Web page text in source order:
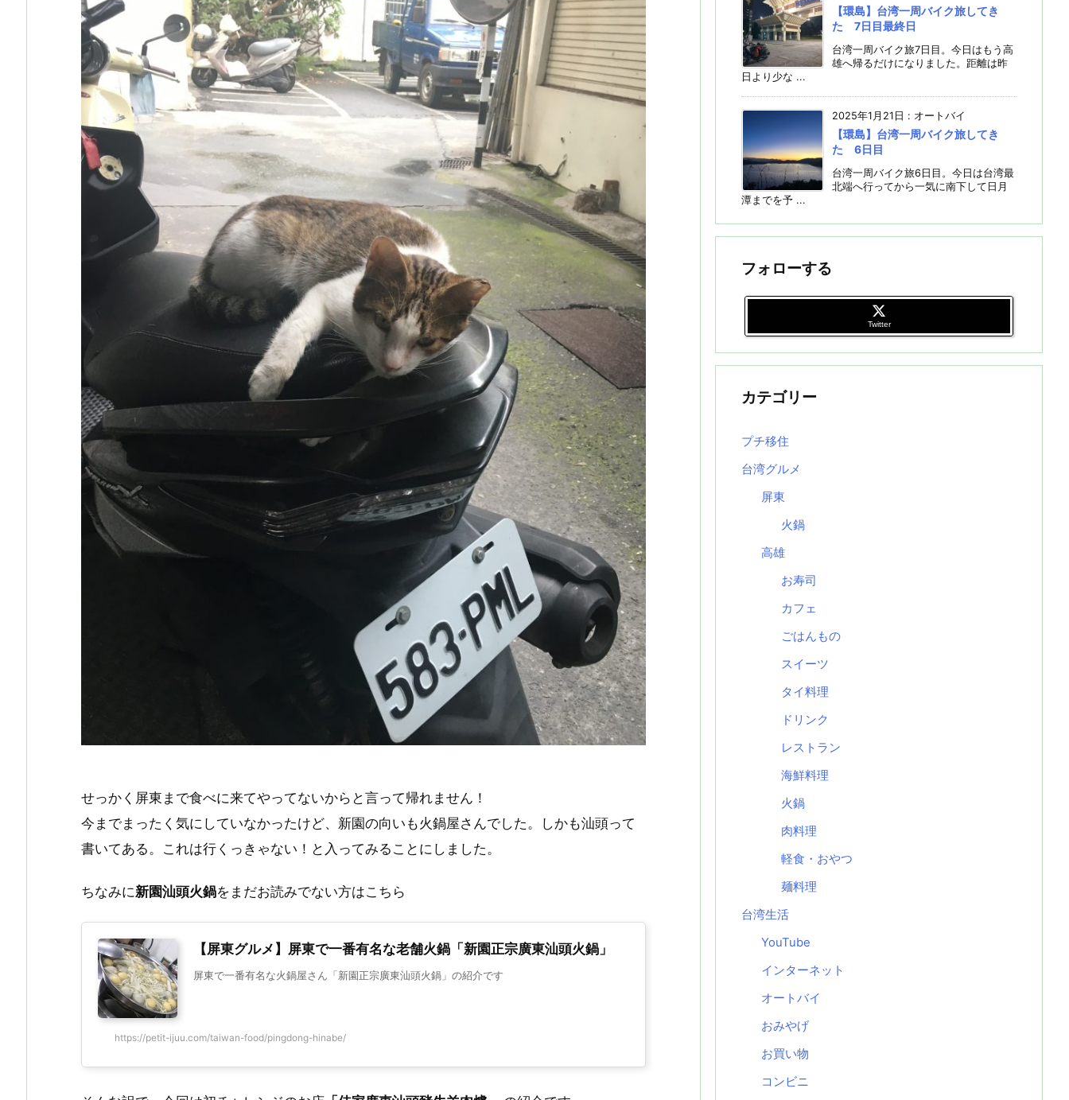
せっかく屏東まで食べに来てやってないからと言って帰れません！
今までまったく気にしていなかったけど、新園の向いも火鍋屋さんでした。しかも汕頭って
書いてある。これは行くっきゃない！と入ってみることにしました。
ちなみに新園汕頭火鍋をまだお読みでない方はこちら
【屏東グルメ】屏東で一番有名な老舗火鍋「新園正宗廣東汕頭火鍋」
屏東で一番有名な火鍋屋さん「新園正宗廣東汕頭火鍋」の紹介です
https://petit-ijuu.com/taiwan-food/pingdong-hinabe/
【環島】台湾一周バイク旅してき
た 7日目最終日
台湾一周バイク旅7日目。今日はもう高
雄へ帰るだけになりました。距離は昨
日より少な ...
2025年1月21日 : オートバイ
【環島】台湾一周バイク旅してき
た 6日目
台湾一周バイク旅6日目。今日は台湾最
北端へ行ってから一気に南下して日月
潭までを予 ...
フォローする
Twitter
カテゴリー
プチ移住
台湾グルメ
屏東
火鍋
高雄
お寿司
カフェ
ごはんもの
スイーツ
タイ料理
ドリンク
レストラン
海鮮料理
火鍋
肉料理
軽食・おやつ
麺料理
台湾生活
YouTube
インターネット
オートバイ
おみやげ
お買い物
コンビニ